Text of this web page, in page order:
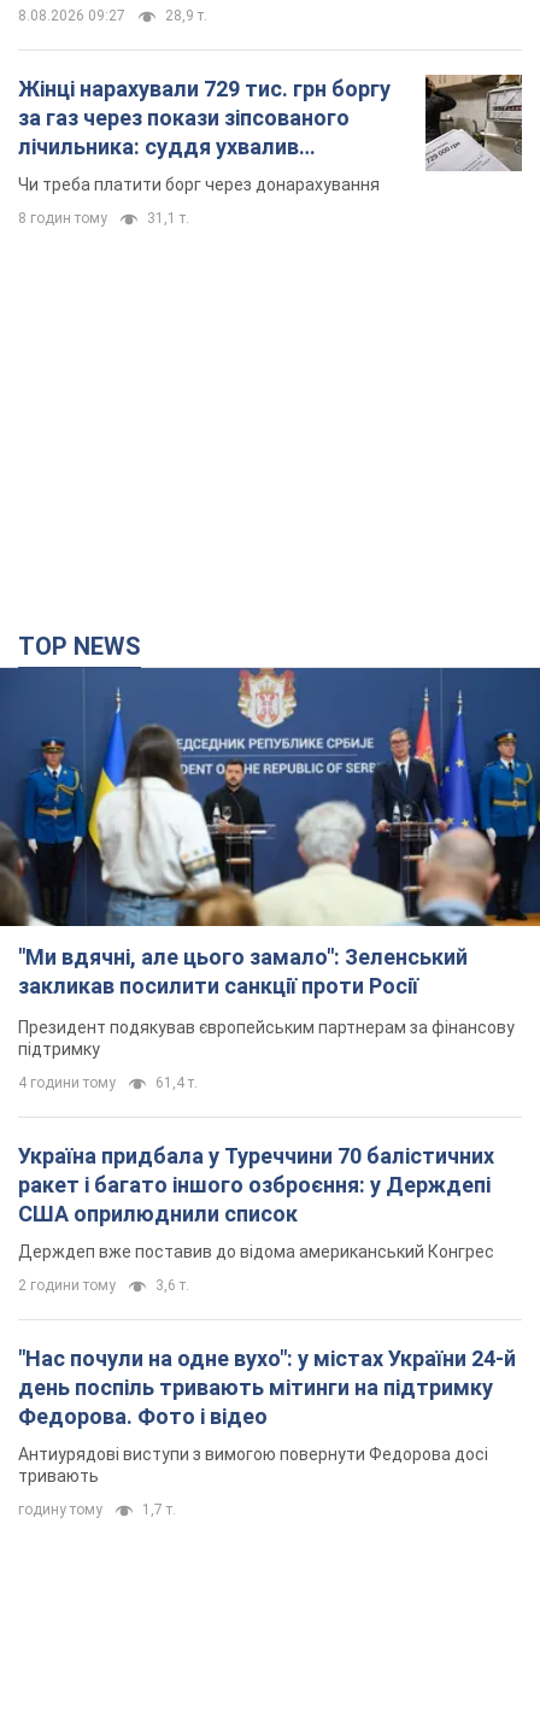
"Ми вдячні, але цього замало": Зеленський
закликав посилити санкції проти Росії
Президент подякував європейським партнерам за фінансову
підтримку
4 години тому 61,4 т.
Україна придбала у Туреччини 70 балістичних
ракет і багато іншого озброєння: у Держдепі
США оприлюднили список
2 години тому
"Нас почули на одне вухо": у містах України 24-й
день поспіль тривають мітинги на підтримку
Федорова. Фото і відео
Антиурядові виступи з вимогою повернути Федорова досі